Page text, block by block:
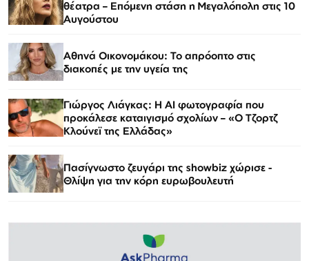
θέατρα – Επόμενη στάση η Μεγαλόπολη στις 10
Αυγούστου
Αθηνά Οικονομάκου: Το απρόοπτο στις
διακοπές με την υγεία της
Γιώργος Λιάγκας: Η AI φωτογραφία που
προκάλεσε καταιγισμό σχολίων – «Ο Τζορτζ
Κλούνεϊ της Ελλάδας»
Πασίγνωστο ζευγάρι της showbiz χώρισε -
Θλίψη για την κόρη ευρωβουλευτή